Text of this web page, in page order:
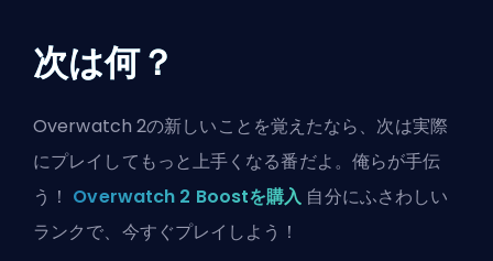
次は何？
Overwatch 2の新しいことを覚えたなら、次は実際
にプレイしてもっと上手くなる番だよ。俺らが手伝
う！ Overwatch 2 Boostを購入 自分にふさわしい
ランクで、今すぐプレイしよう！